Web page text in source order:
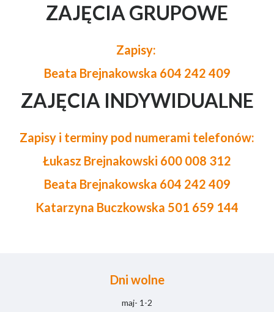
ZAJĘCIA GRUPOWE
Zapisy:
Beata Brejnakowska 604 242 409
ZAJĘCIA INDYWIDUALNE
Zapisy i terminy pod numerami telefonów:
Łukasz Brejnakowski 600 008 312
Beata Brejnakowska 604 242 409
Katarzyna Buczkowska 501 659 144
Dni wolne
maj- 1-2